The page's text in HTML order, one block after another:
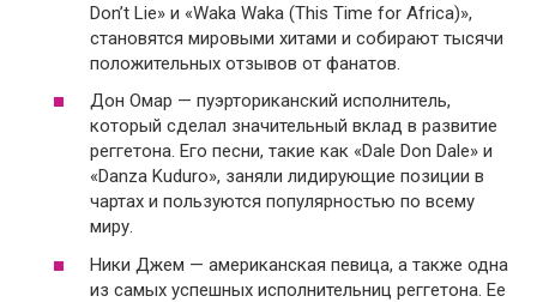
Don’t Lie» и «Waka Waka (This Time for Africa)»,
становятся мировыми хитами и собирают тысячи
положительных отзывов от фанатов.
Дон Омар — пуэрториканский исполнитель,
который сделал значительный вклад в развитие
реггетона. Его песни, такие как «Dale Don Dale» и
«Danza Kuduro», заняли лидирующие позиции в
чартах и пользуются популярностью по всему
миру.
Ники Джем — американская певица, а также одна
из самых успешных исполнительниц реггетона. Ее